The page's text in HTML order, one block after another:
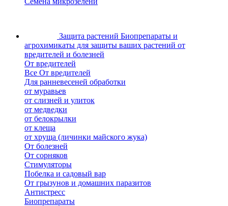
Защита растений Биопрепараты и
агрохимикаты для защиты ваших растений от
вредителей и болезней
От вредителей
Все От вредителей
Для ранневесеней обработки
от муравьев
от слизней и улиток
от медведки
от белокрылки
от клеща
от хруща (личинки майского жука)
От болезней
От сорняков
Стимуляторы
Побелка и садовый вар
От грызунов и домашних паразитов
Антистресс
Биопрепараты